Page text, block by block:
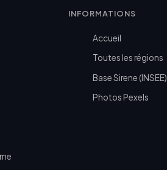
INFORMATIONS
Accueil
Toutes les régions
Base Sirene (INSEE)
Photos Pexels